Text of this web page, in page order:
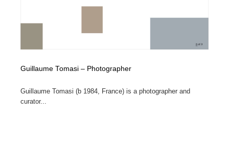
Guillaume Tomasi – Photographer
Guillaume Tomasi (b 1984, France) is a photographer and
curator...